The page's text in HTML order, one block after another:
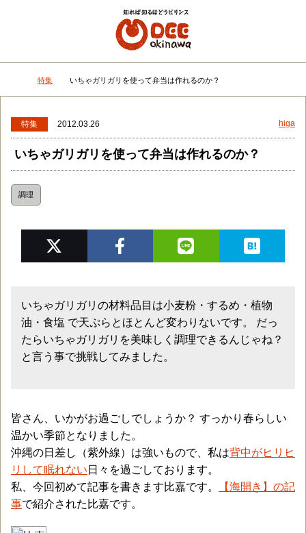
DEEokinawaトップ
特集 いちゃガリガリを使って弁当は作れるのか？
特集 2012.03.26 higa
いちゃガリガリを使って弁当は作れるのか？
調理
いちゃガリガリの材料品目は小麦粉・するめ・植物
油・食塩 で天ぷらとほとんど変わりないです。 だっ
たらいちゃガリガリを美味しく調理できるんじゃね？
と言う事で挑戦してみました。
皆さん、いかがお過ごしでしょうか？ すっかり春らしい
温かい季節となりました。
沖縄の日差し（紫外線）は強いもので、私は背中がヒリヒ
リして眠れない 日々を過ごしております。
私、今回初めて記事を書きます比嘉です。
【海開き】の記
事で紹介された比嘉です。